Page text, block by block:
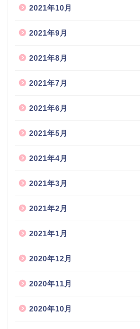
2021年10月
2021年9月
2021年8月
2021年7月
2021年6月
2021年5月
2021年4月
2021年3月
2021年2月
2021年1月
2020年12月
2020年11月
2020年10月